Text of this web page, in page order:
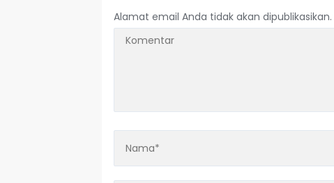
Alamat email Anda tidak akan dipublikasikan.